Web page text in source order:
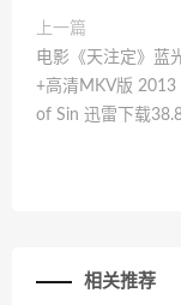
上一篇
电影《天注定》蓝
+高清MKV版 2013
of Sin 迅雷下载
相关推荐